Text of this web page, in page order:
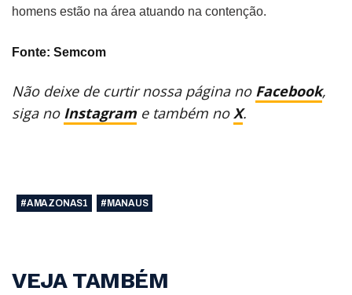
homens estão na área atuando na contenção.
Fonte: Semcom
Não deixe de curtir nossa página no Facebook,
siga no Instagram e também noX.
#AMAZONAS1 #MANAUS
VEJA TAMBÉM